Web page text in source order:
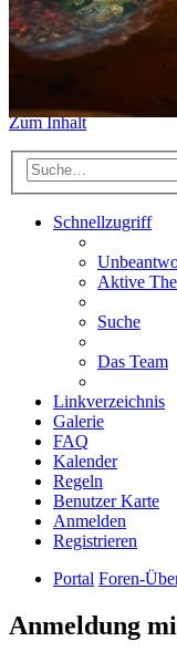
Zum Inhalt
Schnellzugriff
Aktive
Suche
Das Team
Linkverzeichnis
Galerie
FAQ
Kalender
Regeln
Benutzer Karte
Anmelden
Registrieren
Portal Foren-
Anmeldung